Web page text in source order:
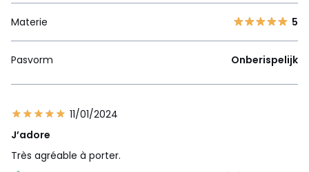
Materie 5
Pasvorm Onberispelijk
11/01/2024
J’adore
Très agréable à porter.